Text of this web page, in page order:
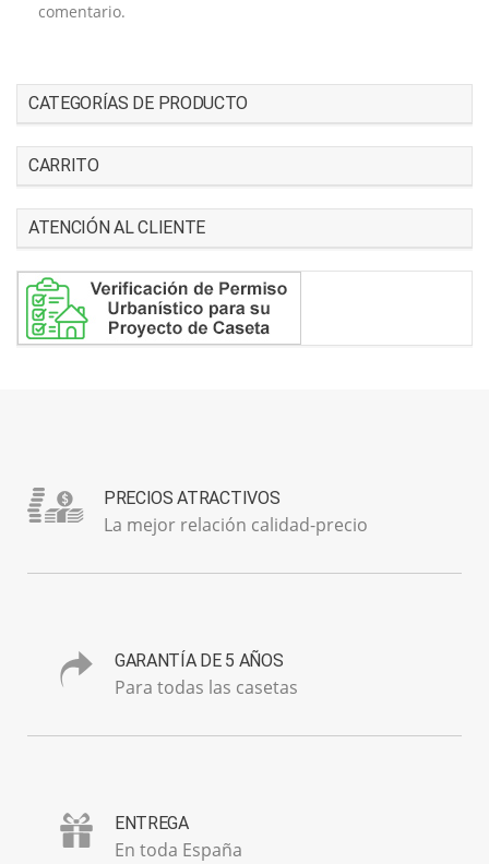
comentario.
CATEGORÍAS DE PRODUCTO
CARRITO
ATENCIÓN AL CLIENTE
PRECIOS ATRACTIVOS
La mejor relación calidad-precio
GARANTÍA DE 5 AÑOS
Para todas las casetas
ENTREGA
En toda España